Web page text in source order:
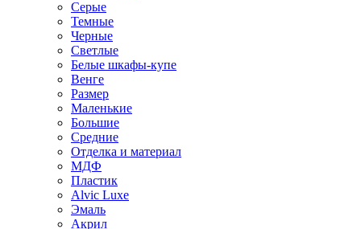
Серые
Темные
Черные
Светлые
Белые шкафы-купе
Венге
Размер
Маленькие
Большие
Средние
Отделка и материал
МДФ
Пластик
Alvic Luxe
Эмаль
Акрил